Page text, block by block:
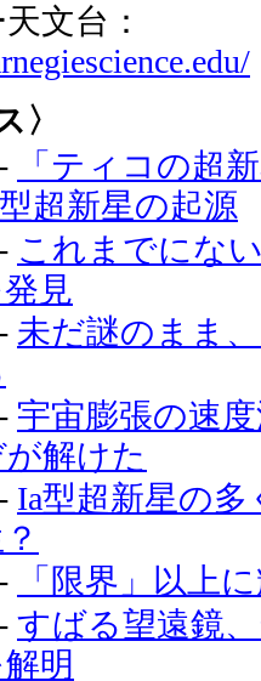
文台：
〉
「ティコの超
超新星の起源
これまでにな
見
未だ謎のまま
宇宙膨張の速
解けた
Ia型超新星の
「限界」以上
すばる望遠鏡
明